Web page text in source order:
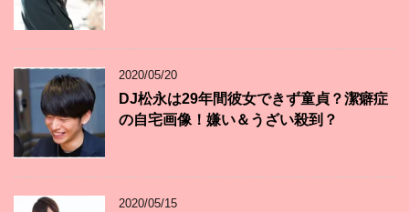
2020/05/20
DJ松永は29年間彼女できず童貞？潔癖症
の自宅画像！嫌い＆うざい殺到？
2020/05/15